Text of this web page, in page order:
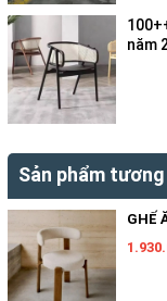
năm
Sản phẩm
GHẾ